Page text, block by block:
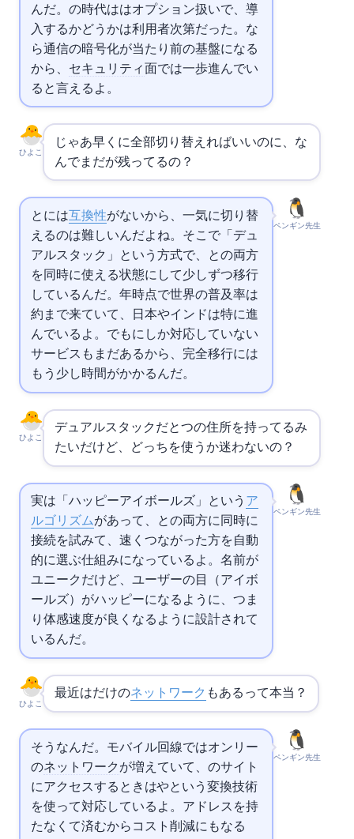
んだ。 の時代ははオプション扱いで、導
入するかどうかは利用者次第だった。 な
ら通信の暗号化が当たり前の基盤になる
から、 セキュリティ 面では一歩進んでい
ると言えるよ。
ひよこ
じゃあ早く に全部切り替えればいいのに、な
んでまだが残ってるの？
ペンギン先生
と には互換性がないから、一気に切り替
えるのは難しいんだよね。そこで「デュ
アルスタック」という方式で、
との両方
を同時に使える状態にして少しずつ移行
しているんだ。2026年時点で世界の普及率は
約45%まで来ていて、日本やインドは特に進
んでいるよ。でもにしか対応していない
サービスもまだあるから、完全移行には
もう少し時間がかかるんだ。
ひよこ
デュアルスタックだと2つの住所を持ってるみ
たいだけど、どっちを使うか迷わないの？
ペンギン先生
実は「ハッピーアイボールズ」という ア
ルゴリズムがあって、 との両方に同時に
接続を試みて、速くつながった方を自動
的に選ぶ仕組みになっているよ。名前が
ユニークだけど、ユーザーの目（アイボ
ールズ）がハッピーになるように、つま
り体感速度が良くなるように設計されて
いるんだ。
ひよこ
最近はだけのネットワーク もあるって本当？
ペンギン先生
そうなんだ。モバイル回線ではオンリー
のネットワーク が増えていて、 のサイト
にアクセスするときはNAT64やDNS64という変換技術
を使って対応しているよ。 アドレスを持
たなくて済むからコスト削減にもなる